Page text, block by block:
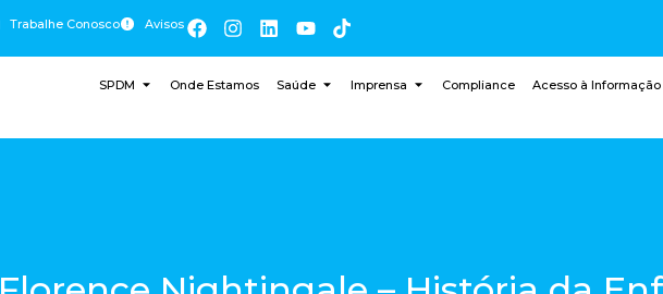
Trabalhe Conosco Avisos
SPDM Onde Estamos Saúde Imprensa Compliance Acesso à Informação